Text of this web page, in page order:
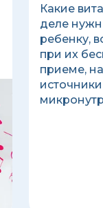
Какие
деле
ребенку,
при их
приеме,